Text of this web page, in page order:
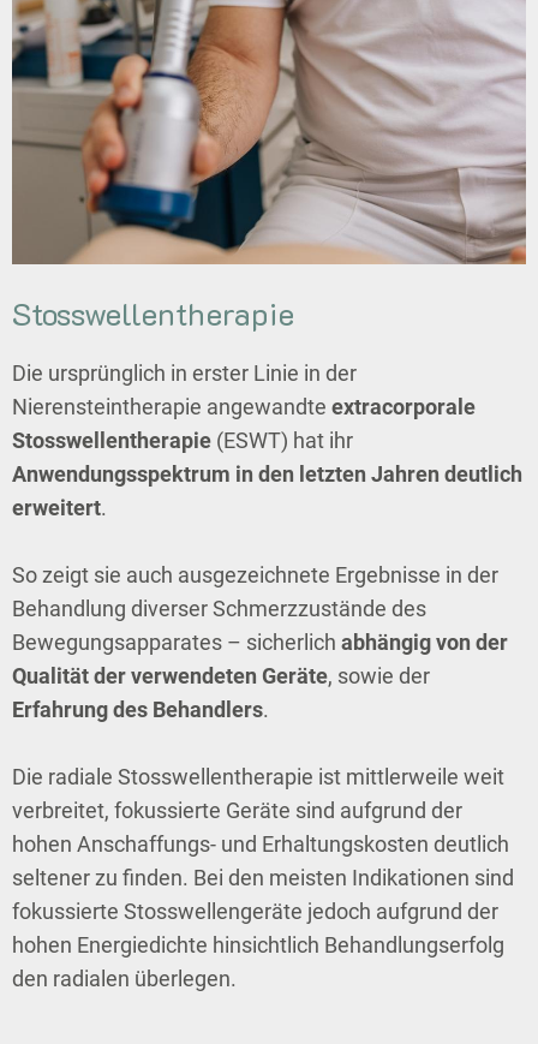
Stosswellentherapie
Die ursprünglich in erster Linie in der
Nierensteintherapie angewandte extracorporale
Stosswellentherapie (ESWT) hat ihr
Anwendungsspektrum in den letzten Jahren deutlich
erweitert.
So zeigt sie auch ausgezeichnete Ergebnisse in der
Behandlung diverser Schmerzzustände des
Bewegungsapparates – sicherlich abhängig von der
Qualität der verwendeten Geräte, sowie der
Erfahrung des Behandlers.
Die radiale Stosswellentherapie ist mittlerweile weit
verbreitet, fokussierte Geräte sind aufgrund der
hohen Anschaffungs- und Erhaltungskosten deutlich
seltener zu finden. Bei den meisten Indikationen sind
fokussierte Stosswellengeräte jedoch aufgrund der
hohen Energiedichte hinsichtlich Behandlungserfolg
den radialen überlegen.